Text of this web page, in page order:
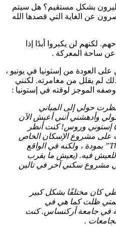
بشكل مستقيم؟ هل سيتم
عن الغاية التي قصدها الله
لكنهم لن يكبروا أبدًا إذا
ساحة المعركة .
العودة من إستونيا في يونيو ،
لم يقلل من مغامرته. لكنني
الموجز لوقته في إستونيا :
حولي إلى المباني
وأدهشني أنني أعيش الآن
مع ما يقرب من ٥٠٠٠٠ إستوني وروس! كنت أنظر
على مشروع الإسكان الخاص
بنا في تالين “The Ghetto” بمودة ، ولكنه في الواقع
للعيش فيه. (يعيش ما يقرب
في مشروع سكني آخر في تالين
كان مختلفًا بشكل كبير
ظلت كما هي في
في جامعة أركنساس. كنت
.